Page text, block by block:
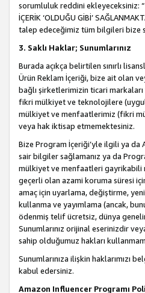
sorumluluk reddini ekleyeceksiniz:
İÇERİK ‘OLDUĞU GİBİ’
talep edeceğimiz tüm bilgileri bize
3. Saklı Haklar; Sunumlarınız
Burada açıkça belirtilen sınırlı
Ürün Reklam İçeriği, bize ait olan
bağlı şirketlerimizin ticari markaları
fikri mülkiyet ve teknolojilere
mülkiyet ve menfaatlerimiz (fikri
veya hak iktisap etmemektesiniz.
Bize Program İçeriği’yle ilgili ya da
sair bilgiler sağlamanız ya da
mülkiyet ve menfaatleri gayrikabili
geçerli olan azami koruma süresi
amaç için uyarlama, değiştirme,
kullanma ve yayımlama (ancak,
ödenmiş telif ücretsiz, dünya
Sunumlarınız orijinal eserinizdir
sahip olduğumuz hakları
Sunumlarınıza ilişkin haklarımızı
kabul edersiniz.
Amazon Influencer Programı